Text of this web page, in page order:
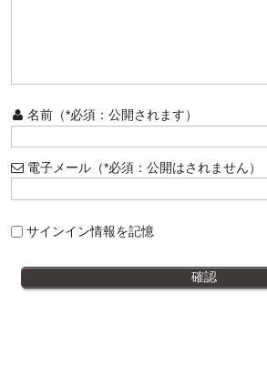
名前（*必須：公開されます）
電子メール（*必須：公開はされません）
サインイン情報を記憶